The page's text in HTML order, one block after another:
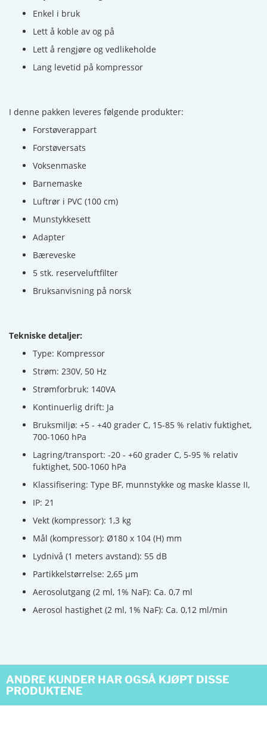
Enkel i bruk
Lett å koble av og på
Lett å rengjøre og vedlikeholde
Lang levetid på kompressor
I denne pakken leveres følgende produkter:
Forstøverappart
Forstøversats
Voksenmaske
Barnemaske
Luftrør i PVC (100 cm)
Munstykkesett
Adapter
Bæreveske
5 stk. reserveluftfilter
Bruksanvisning på norsk
Tekniske detaljer:
Type: Kompressor
Strøm: 230V, 50 Hz
Strømforbruk: 140VA
Kontinuerlig drift: Ja
Bruksmiljø: +5 - +40 grader C, 15-85 % relativ fuktighet,
700-1060 hPa
Lagring/transport: -20 - +60 grader C, 5-95 % relativ
fuktighet, 500-1060 hPa
Klassifisering: Type BF, munnstykke og maske klasse II,
IP: 21
Vekt (kompressor): 1,3 kg
Mål (kompressor): Ø180 x 104 (H) mm
Lydnivå (1 meters avstand): 55 dB
Partikkelstørrelse: 2,65 µm
Aerosolutgang (2 ml, 1% NaF): Ca. 0,7 ml
Aerosol hastighet (2 ml, 1% NaF): Ca. 0,12 ml/min
ANDRE KUNDER HAR OGSÅ KJØPT DISSE
PRODUKTENE